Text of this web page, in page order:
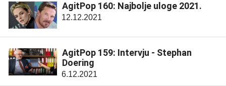
AgitPop 160: Najbolje uloge 2021.
12.12.2021
AgitPop 159: Intervju - Stephan
Doering
6.12.2021